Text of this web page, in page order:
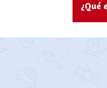
¿Qué